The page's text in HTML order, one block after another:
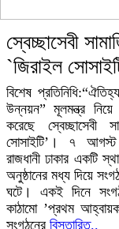
স্বেচ্ছাসেবী
`জিরাইল
বিশেষ
উন্নয়ন” মূলমন্ত্র নিয়ে
করেছে স্বেচ্ছাসেবী
সোসাইটি’। ৭
রাজধানী ঢাকার একটি
অনুষ্ঠানের মধ্য দিয়ে
ঘটে। একই দিনে
কাঠামো ’প্রথম
সংগঠনের বিস্তারিত..